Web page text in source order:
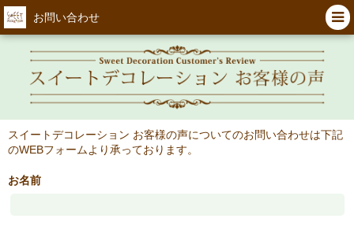
お問い合わせ
スイートデコレーション お客様の声についてのお問い合わせは下記
のWEBフォームより承っております。
お名前